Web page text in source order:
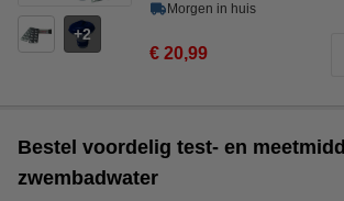
2
Morgen in huis
€ 20,99
Bestel voordelig test- en
zwembadwater